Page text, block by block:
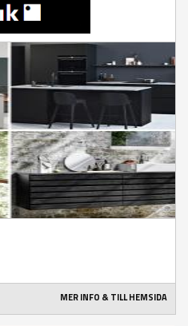
MER INFO & TILL HEMSIDA